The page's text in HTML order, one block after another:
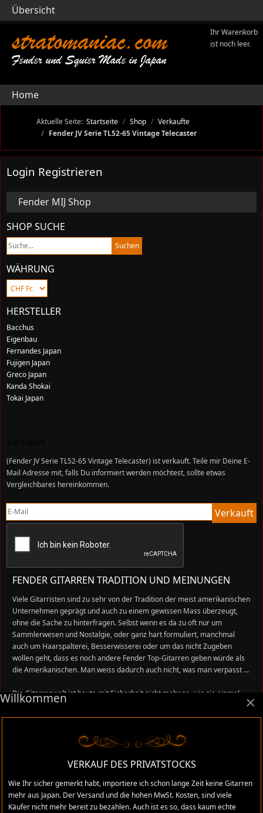
stratomaniac.com
Fender und Squier Made in Japan
Ihr Warenkorb
ist noch leer.
Home
Aktuelle Seite: Startseite Shop
Verkaufte
Fender JV Serie TL52-65 Vintage Telecaster
Login Registrieren
Fender MIJ Shop
SHOP SUCHE
WÄHRUNG
HERSTELLER
Bacchus
Eigenbau
Fernandes Japan
Fujigen Japan
Greco Japan
Kanda Shokai
Tokai Japan
(Fender JV Serie TL52-65 Vintage Telecaster) ist verkauft. Teile mir Deine E-
Mail Adresse mit, falls Du informiert werden möchtest, sollte etwas
Vergleichbares hereinkommen.
E-Mail Verkauft
FENDER GITARREN TRADITION UND MEINUNGEN
Viele Gitarristen sind zu sehr von der Tradition der meist amerikanischen
Unternehmen geprägt und auch zu einem gewissen Mass überzeugt,
ohne die Sache zu hinterfragen. Selbst wenn es da zu oft nur um
Sammlerwesen und Nostalgie, oder ganz hart formuliert, manchmal
auch um Haarspalterei, Besserwisserei oder um das nicht Zugeben
wollen geht, dass es noch andere Fender Top-Gitarren geben würde als
die Amerikanischen. Man weiss dadurch auch nicht, was man verpasst ...
Die Gitarrenwelt ist heute mit Sicherheit nicht mehr so, wie sie einmal
war, darum will ich mit den alten Fender MIJ Gitarren einen neuen Teil
dazu beitragen, den alten Sound neu aufleben zu lassen, vielleicht sogar
kann im Gitarrenbau. So wie es Leo Fender wollte und praktizierte, genau
haben als die japanischen Top Gitarren auf den Markt kamen, will ich ein
Zeichen setzen für Fender Made in Japan. René
×
Willkommen
VERKAUF DES PRIVATSTOCKS
Wie Ihr sicher gemerkt habt, importiere ich schon lange Zeit keine Gitarren
mehr aus Japan. Der Versand und die hohen MwSt. Kosten, sind viele
Käufer nicht mehr bereit zu bezahlen. Auch ist es so, dass kaum echte
Übersicht